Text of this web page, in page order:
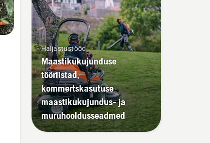
Haljastustööd
Maastikukujunduse
tööriistad,
kommertskasutuse
maastikukujundus- ja
muruhooldusseadmed